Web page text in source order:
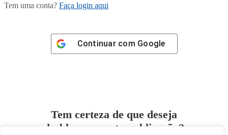
Tem uma conta? Faça login aqui
Continuar com Google
Tem certeza de que deseja
desbloquear esta publicação?